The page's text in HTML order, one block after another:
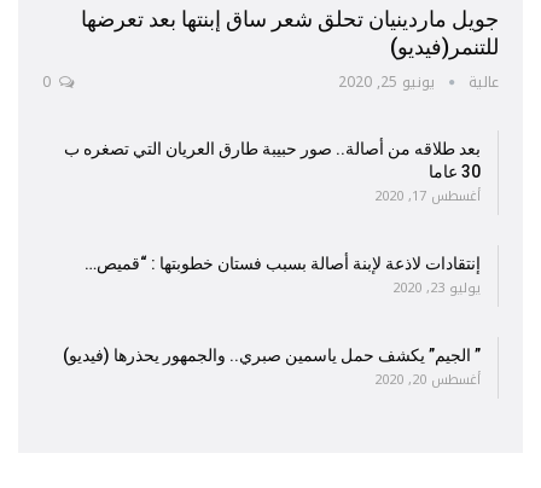
جويل ماردينيان تحلق شعر ساق إبنتها بعد تعرضها
للتنمر(فيديو)
عالية يونيو 25, 2020
بعد طلاقه من أصالة.. صور حبيبة طارق العريان التي تصغره ب
30 عاما
أغسطس 17, 2020
إنتقادات لاذعة لإبنة أصالة بسبب فستان خطوبتها : “قميص…
يوليو 23, 2020
” الجيم” يكشف حمل ياسمين صبري.. والجمهور يحذرها (فيديو)
أغسطس 20, 2020